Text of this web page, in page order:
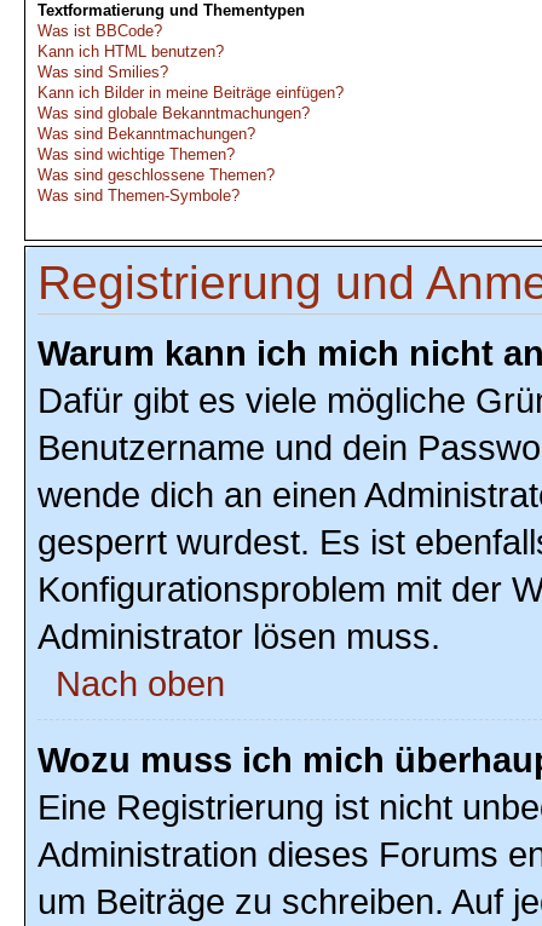
Textformatierung und Thementypen
Was ist BBCode?
Kann ich HTML benutzen?
Was sind Smilies?
Kann ich Bilder in meine Beiträge einfügen?
Was sind globale Bekanntmachungen?
Was sind Bekanntmachungen?
Was sind wichtige Themen?
Was sind geschlossene Themen?
Was sind Themen-Symbole?
Registrierung und
Warum kann ich mich nicht
Dafür gibt es viele mögliche
Benutzername und dein
wende dich an einen
gesperrt wurdest. Es ist
Konfigurationsproblem mit der
Administrator lösen muss.
Nach oben
Wozu muss ich mich
Eine Registrierung ist nicht
Administration dieses Forums
um Beiträge zu schreiben. Auf